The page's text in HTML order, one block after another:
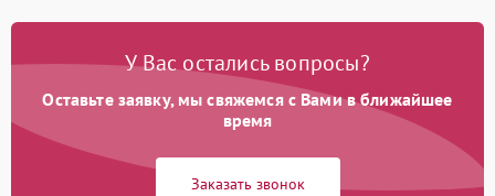
У Вас остались вопросы?
Оставьте заявку, мы свяжемся с Вами в ближайшее
время
Заказать звонок